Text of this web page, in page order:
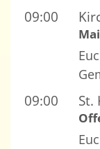
09:00
09:00 St.